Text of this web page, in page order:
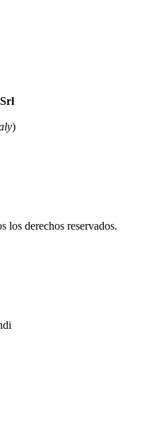
)
los derechos reservados.